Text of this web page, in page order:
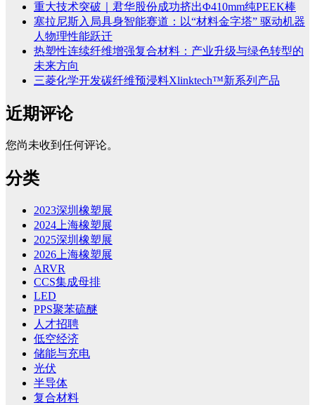
重大技术突破｜君华股份成功挤出Φ410mm纯PEEK棒
塞拉尼斯入局具身智能赛道：以“材料金字塔” 驱动机器
人物理性能跃迁
热塑性连续纤维增强复合材料：产业升级与绿色转型的
未来方向
三菱化学开发碳纤维预浸料Xlinktech™新系列产品
近期评论
您尚未收到任何评论。
分类
2023深圳橡塑展
2024上海橡塑展
2025深圳橡塑展
2026上海橡塑展
ARVR
CCS集成母排
LED
PPS聚苯硫醚
人才招聘
低空经济
储能与充电
光伏
半导体
复合材料